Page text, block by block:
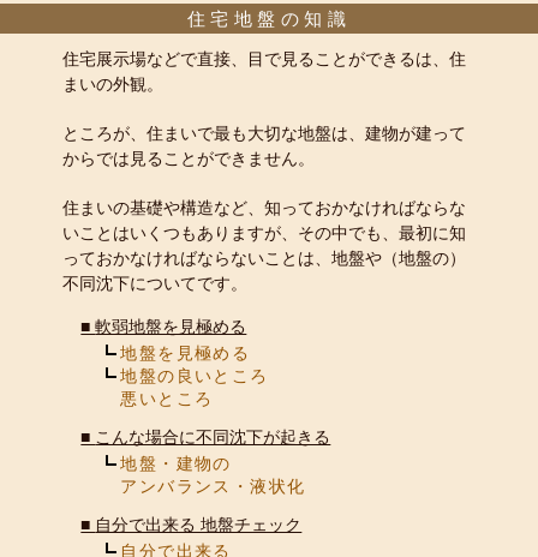
住宅地盤の知識
住宅展示場などで直接、目で見ることができるは、住
まいの外観。
ところが、住まいで最も大切な地盤は、建物が建って
からでは見ることができません。
住まいの基礎や構造など、知っておかなければならな
いことはいくつもありますが、その中でも、最初に知
っておかなければならないことは、地盤や（地盤の）
不同沈下についてです。
■軟弱地盤を見極める
地盤を見極める
地盤の良いところ
悪いところ
■ こんな場合に不同沈下が起きる
地盤・建物の
アンバランス・液状化
■ 自分で出来る 地盤チェック
自分で出来る